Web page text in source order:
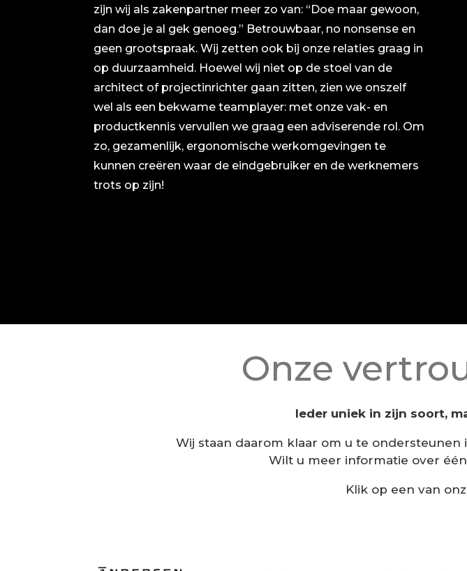
zijn wij als zakenpartner meer zo van: “Doe maar gewoon,
dan doe je al gek genoeg.” Betrouwbaar, no nonsense en
geen grootspraak. Wij zetten ook bij onze relaties graag in
op duurzaamheid. Hoewel wij niet op de stoel van de
architect of projectinrichter gaan zitten, zien we onszelf
wel als een bekwame teamplayer: met onze vak- en
productkennis vervullen we graag een adviserende rol. Om
zo, gezamenlijk, ergonomische werkomgevingen te
kunnen creëren waar de eindgebruiker en de werknemers
trots op zijn!
Onze
Ieder uniek in zijn soort,
Wij staan daarom klaar om u te
Wilt u meer informatie over
Klik op een van